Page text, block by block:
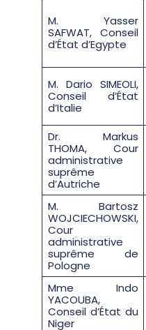
M. Yasser
SAFWAT, Conseil
d’État d’Egypte
M. Dario SIMEOLI,
Conseil d’État
d’Italie
Dr. Markus
THOMA, Cour
administrative
suprême
d’Autriche
M. Bartosz
WOJCIECHOWSKI,
Cour
administrative
suprême de
Pologne
Mme Indo
YACOUBA,
Conseil d’État du
Niger